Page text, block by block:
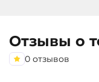
Отзывы о
0 отзывов